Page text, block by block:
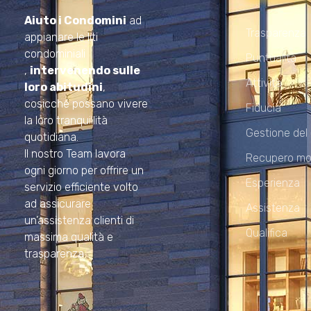
Aiuto i Condominiad
appianare le liti
condominiali
, intervenendo sulle
loro abitudini,
cosicché possano vivere
la loro tranquillità
quotidiana.
Il nostro Team lavora
ogni giorno per offrire un
servizio efficiente volto
ad assicurare
un’assistenza clienti di
massima qualità e
trasparenza.
Trasparenza
Puntualità
Attività
Fiducia
Gestione del
Recupero
Esperienza
Assistenza
Qualifica